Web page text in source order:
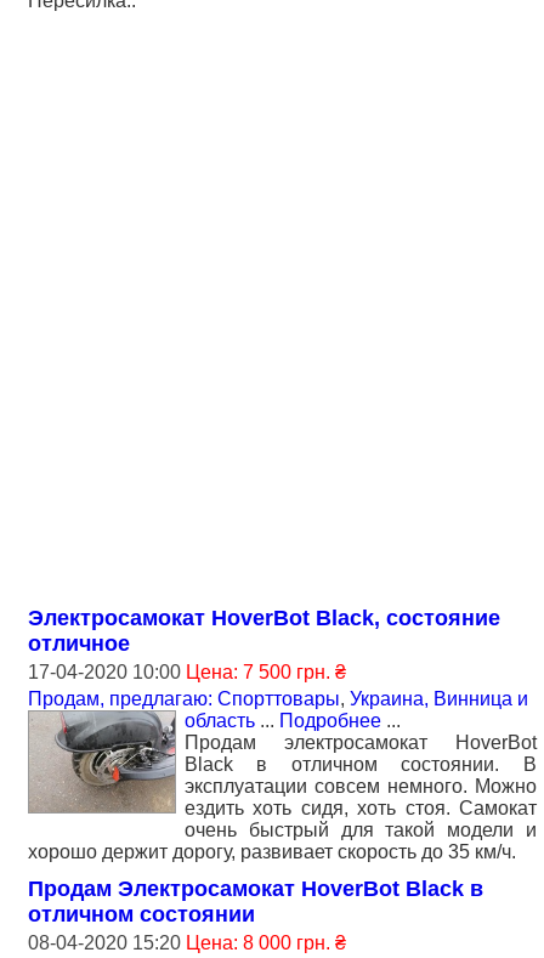
Электросамокат HoverBot Black, состояние
отличное
17-04-2020 10:00 Цена: 7 500 грн. ₴
Продам, предлагаю: Спорттовары, Украина, Винница и
область ... Подробнее ...
Продам электросамокат HoverBot
Black в отличном состоянии. В
эксплуатации совсем немного. Можно
ездить хоть сидя, хоть стоя. Самокат
очень быстрый для такой модели и
хорошо держит дорогу, развивает скорость до 35 км/ч.
Продам Электросамокат HoverBot Black в
отличном состоянии
08-04-2020 15:20 Цена: 8 000 грн. ₴